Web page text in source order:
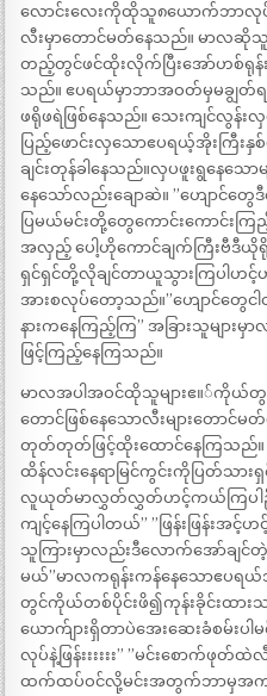
လောင်းလေးကိုထိုသူ၈ယောက်ဘာ
လီးမှာတောင်မတ်နေသည်။ မာလဆို
တည့်တွင်ဖင်ထိုးလိုက်ပြီးအော်ဟစ်ရုန်
သည်။ ဧပရယ်မှာဘာအဝတ်မှမချွတ်ရ
ဖရိုဖရဲဖြစ်နေသည်။ သေးကျင်လွန်း
ပြည့်ဖောင်းလှသောဧပရယ့်အိုးကြီး
ချင်းတုန်ခါနေသည်။လှပဖူးရွနေသော
နေသော်လည်းချောဆဲ။ ”ဟျောင်တွေ
ပြမယ်မင်းတို့တွေကောင်းကောင်းကြ
အလှည့် ပေါ့ဟိုကောင်ချက်ကြီးဗီဒီယို
ရှင်ရှင်တို့လိုချင်တာယူသွားကြပါဟင့်
အားစလုပ်တော့သည်။”ဟျောင်တွ
နားကနေကြည့်ကြ” အခြားသူများ
ဖြင့်ကြည့်နေကြသည်။
မာလအပါအဝင်ထိုသူများဧ။်ကိုယ်
တောင်ဖြစ်နေသောလီးများတောင်မ
တုတ်တုတ်ဖြင့်ထိုးထောင်နေကြသည်။ က
ထိန်လင်းနေရာမြင်ကွင်းကိုပြတ်သား
လူယုတ်မာလွှတ်လွှတ်ဟင့်ကယ်ကြပါဦး
ကျင့်နေကြပါတယ်” ”ဖြန်းဖြန်း
သူကြားမှာလည်းဒီလောက်အော်ချင်
မယ်”မာလကရုန်းကန်နေသောဧပရယ်အ
တွင်ကိုယ်တစ်ပိုင်းဖိ၍ကုန်းခိုင်းထားသ
ယောက်ျားရှိတာပဲအေးဆေးခံစမ်းပ
လုပ်နဲ့ဖြန်းးးးးး” ”မင်းစောက်ဖုတ်ထဲ
ထက်ထပ်ဝင်လို့မင်းအတွက်ဘာမှအက